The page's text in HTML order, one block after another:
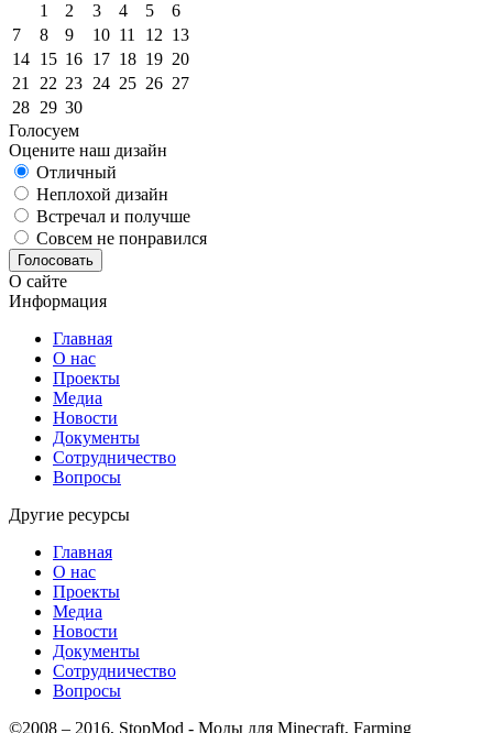
1
2 3 4 5
6
7
8 9 10 11 12 13
14 15 16 17 18 19 20
21
22 23 24 25 26 27
28 29 30
Голосуем
Оцените наш дизайн
Отличный
Неплохой дизайн
Встречал и получше
Совсем не понравился
Голосовать
О сайте
Информация
Главная
О нас
Проекты
Медиа
Новости
Документы
Сотрудничество
Вопросы
Другие ресурсы
Главная
О нас
Проекты
Медиа
Новости
Документы
Сотрудничество
Вопросы
©2008 – 2016, StopMod - Моды для Minecraft, Farming